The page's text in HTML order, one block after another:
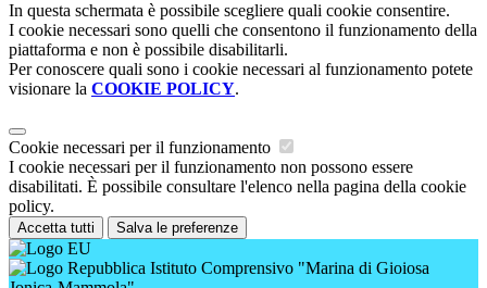
In questa schermata è possibile scegliere quali cookie consentire.
I cookie necessari sono quelli che consentono il funzionamento della
piattaforma e non è possibile disabilitarli.
Per conoscere quali sono i cookie necessari al funzionamento potete
visionare la COOKIE POLICY.
Cookie necessari per il funzionamento
I cookie necessari per il funzionamento non possono essere
disabilitati. È possibile consultare l'elenco nella pagina della cookie
policy.
Accetta tutti Salva le preferenze
Istituto Comprensivo "Marina di Gioiosa